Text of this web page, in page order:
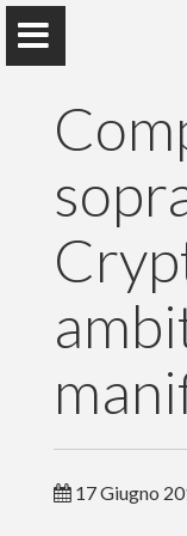
Paolo
Home
Pubblicazioni
Contatti
17 Giugno